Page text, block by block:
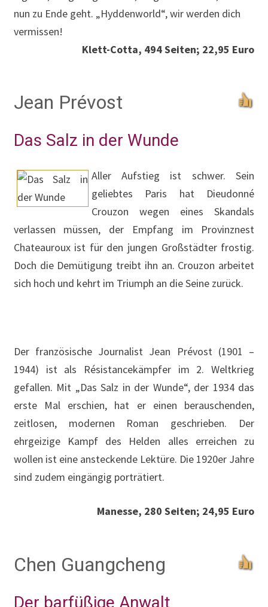
nun zu Ende geht. „Hyddenworld“, wir werden dich
vermissen!
Klett-Cotta, 494 Seiten; 22,95 Euro
Jean Prévost
Das Salz in der Wunde
Aller Aufstieg ist schwer. Sein
geliebtes Paris hat Dieudonné
Crouzon wegen eines Skandals
verlassen müssen, der Empfang im Provinznest
Chateauroux ist für den jungen Großstädter frostig.
Doch die Demütigung treibt ihn an. Crouzon arbeitet
sich hoch und kehrt im Triumph an die Seine zurück.
Der französische Journalist Jean Prévost (1901 –
1944) ist als Résistancekämpfer im 2. Weltkrieg
gefallen. Mit „Das Salz in der Wunde“, der 1934 das
erste Mal erschien, hat er einen berauschenden,
zeitlosen, modernen Roman geschrieben. Der
ehrgeizige Kampf des Helden alles erreichen zu
wollen ist eine ansteckende Lektüre. Die 1920er Jahre
sind zudem eingängig porträtiert.
Manesse, 280 Seiten; 24,95 Euro
Chen Guangcheng
Der barfüßige Anwalt